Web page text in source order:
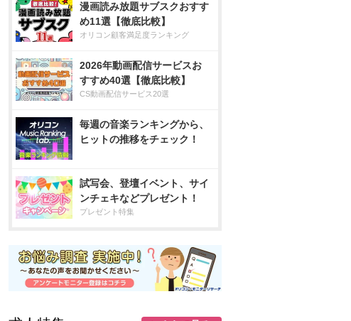
漫画読み放題サブスクおすす
め11選【徹底比較】
オリコン顧客満足度ランキング
2026年動画配信サービスお
すすめ40選【徹底比較】
CS動画配信サービス20選
毎週の音楽ランキングから、
ヒットの推移をチェック！
試写会、登壇イベント、サイ
ンチェキなどプレゼント！
プレゼント特集